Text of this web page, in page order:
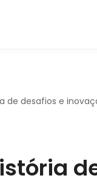
de desafios e